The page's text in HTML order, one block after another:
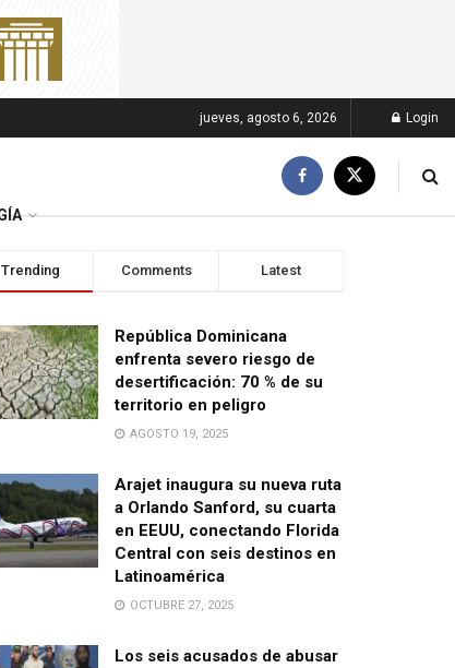
jueves, agosto 6, 2026 Login
Trending Comments Latest
República Dominicana
enfrenta severo riesgo de
desertificación: 70 % de su
territorio en peligro
AGOSTO 19, 2025
Arajet inaugura su nueva ruta
a Orlando Sanford, su cuarta
en EEUU, conectando Florida
Central con seis destinos en
Latinoamérica
OCTUBRE 27, 2025
Los seis acusados de abusar